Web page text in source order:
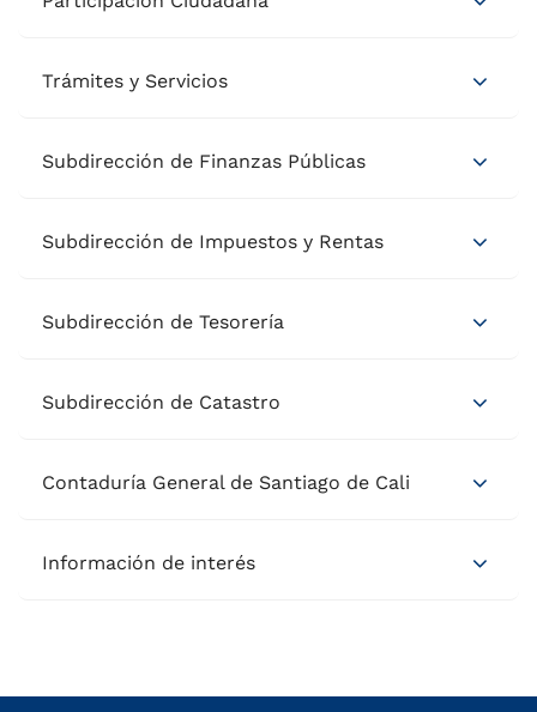
Trámites y Servicios
Subdirección de Finanzas Públicas
Subdirección de Impuestos y Rentas
Subdirección de Tesorería
Subdirección de Catastro
Contaduría General de Santiago de Cali
Información de interés